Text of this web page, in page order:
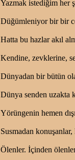
Yazmak istediğim her
Düğümleniyor bir bir
Hatta bu hazlar akıl
Kendine, zevklerine,
Dünyadan bir bütün
Dünya senden uzakta
Yörüngenin hemen
Susmadan
Ölenler. İçinden